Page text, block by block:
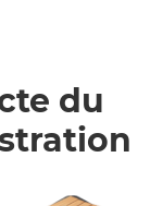
du